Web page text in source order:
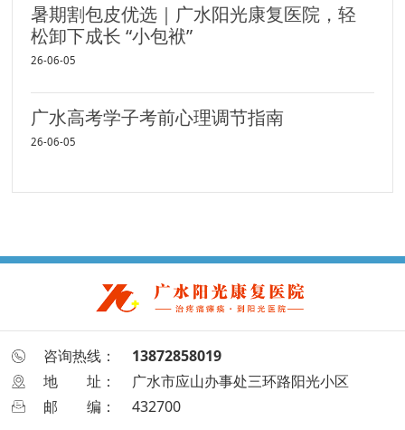
暑期割包皮优选｜广水阳光康复医院，轻
松卸下成长 “小包袱”
26-06-05
广水高考学子考前心理调节指南
26-06-05
咨询热线：
13872858019
地
址：
广水市应山办事处三环路阳光小区
邮
编： 432700